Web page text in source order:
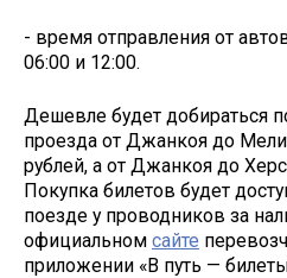
- время отправления от
06:00 и 12:00.
Дешевле будет добираться
проезда от Джанкоя до
рублей, а от Джанкоя до
Покупка билетов будет
поезде у проводников за
официальном сайте
приложении «В путь —